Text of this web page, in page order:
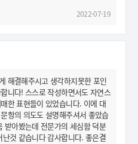
2022-07-19
해결해주시고 생각하지못한 포인
니다! 스스로 작성하면서도 자연스
한 표현들이 있었습니다. 이에 대
항의 의도도 설명해주셔서 좋았습
받아봤는데 전문가의 세심함 덕분
것 같습니다 감사합니다. 좋은결